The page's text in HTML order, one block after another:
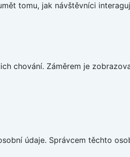
tomu, jak návštěvníci
chování. Záměrem je
údaje. Správcem těchto